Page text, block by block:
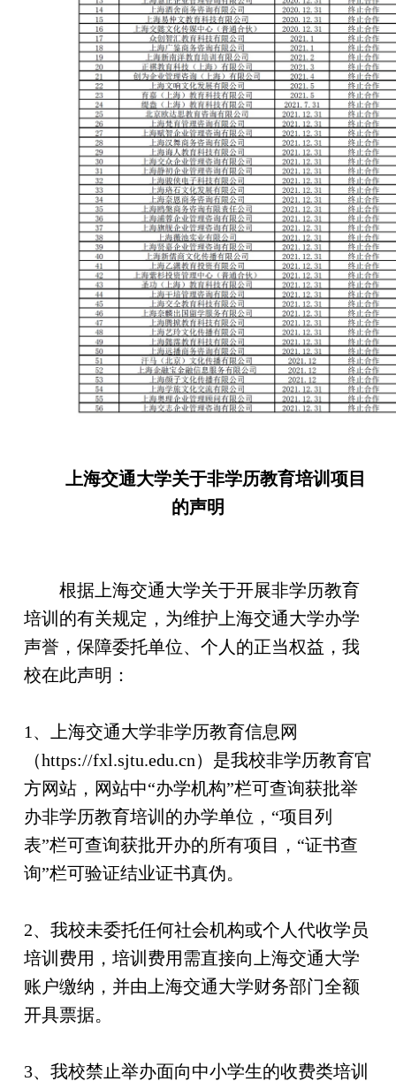
上海交通大学关于非学历教育培训项目
的声明
根据上海交通大学关于开展非学历教育
培训的有关规定，为维护上海交通大学办学
声誉，保障委托单位、个人的正当权益，我
校在此声明：
1、上海交通大学非学历教育信息网
（https://fxl.sjtu.edu.cn）是我校非学历教育官
方网站，网站中“办学机构”栏可查询获批举
办非学历教育培训的办学单位，“项目列
表”栏可查询获批开办的所有项目，“证书查
询”栏可验证结业证书真伪。
2、我校未委托任何社会机构或个人代收学员
培训费用，培训费用需直接向上海交通大学
账户缴纳，并由上海交通大学财务部门全额
开具票据。
3、我校禁止举办面向中小学生的收费类培训